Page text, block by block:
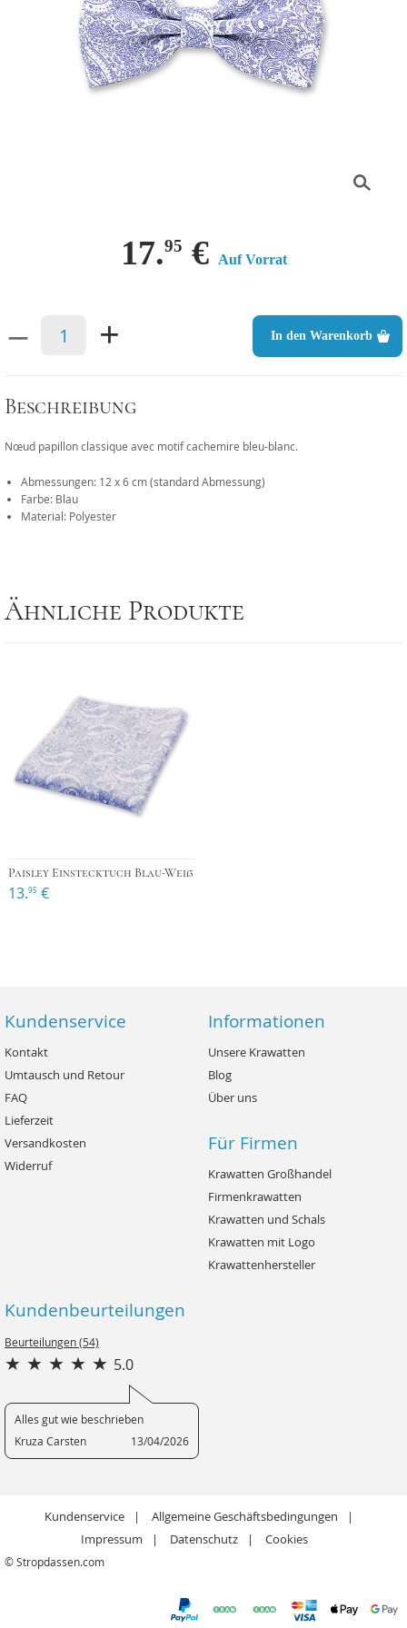
17.95 € Auf Vorrat
– + In den Warenkorb
Beschreibung
Nœud papillon classique avec motif cachemire bleu-blanc.
Abmessungen: 12 x 6 cm (standard Abmessung)
Farbe: Blau
Material: Polyester
Ähnliche Produkte
Paisley Einstecktuch Blau-Weiß
13.95 €
Kundenservice
Kontakt
Umtausch und Retour
FAQ
Lieferzeit
Versandkosten
Widerruf
Informationen
Unsere Krawatten
Blog
Über uns
Für Firmen
Krawatten Großhandel
Firmenkrawatten
Krawatten und Schals
Krawatten mit Logo
Krawattenhersteller
Kundenbeurteilungen
Beurteilungen (54)
5.0
Alles gut wie beschrieben
Kruza Carsten
13/04/2026
Kundenservice
Allgemeine Geschäftsbedingungen
Impressum
Datenschutz Cookies
© Stropdassen.com